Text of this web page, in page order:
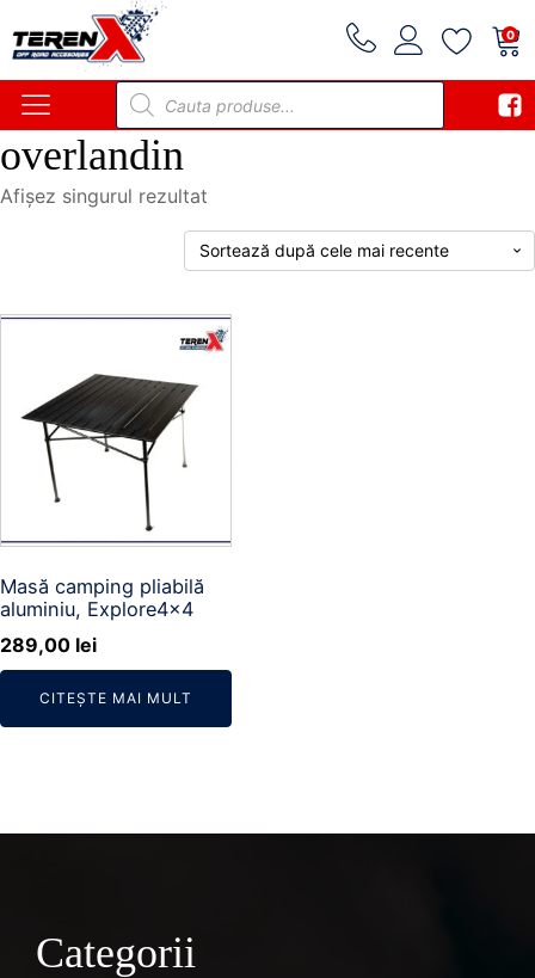
0
Products
search
overlandin
Afișez singurul rezultat
Masă camping pliabilă
aluminiu, Explore4x4
289,00 lei
CITEȘTE MAI MULT
Categorii